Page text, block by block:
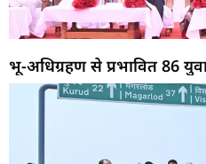
भू-अधिग्रहण से प्रभावित 86